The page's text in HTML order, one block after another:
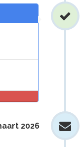
2026